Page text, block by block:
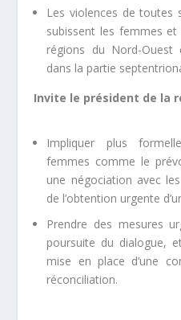
Les violences de
subissent les femmes
régions du Nord-
dans la partie
Invite le président de la
Impliquer plus
femmes comme le
une négociation avec
de l’obtention urgente
Prendre des mesures
poursuite du dialogue,
mise en place d’une
réconciliation.